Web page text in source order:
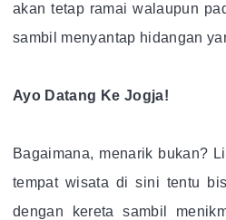
akan tetap ramai walaupun
sambil menyantap hidangan
Ayo Datang Ke Jogja!
Bagaimana, menarik bukan?
tempat wisata di sini tentu
dengan kereta sambil